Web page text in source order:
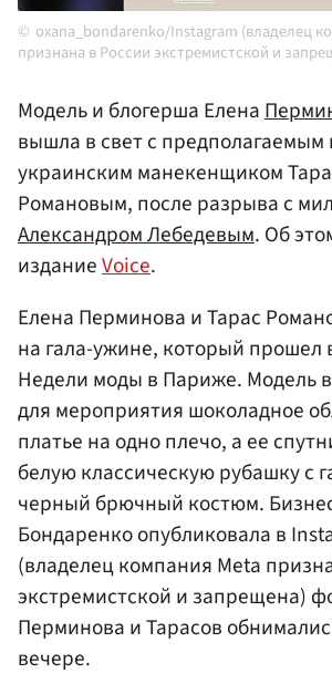
oxana_bondarenko/Instagram (владелец
признана в России экстремистской и
Модель и блогерша Елена
вышла в свет с
украинским манекенщиком
Романовым, после разрыва с
Александром Лебедевым. Об
изданиеVoice.
Елена Перминова и Тарас
на гала-ужине, который прошел
Недели моды в Париже. Модель
для мероприятия шоколадное
платье на одно плечо, а ее
белую классическую рубашку с
черный брючный костюм.
Бондаренко опубликовала в
(владелец компания Meta
экстремистской и запрещена)
Перминова и Тарасов
вечере.